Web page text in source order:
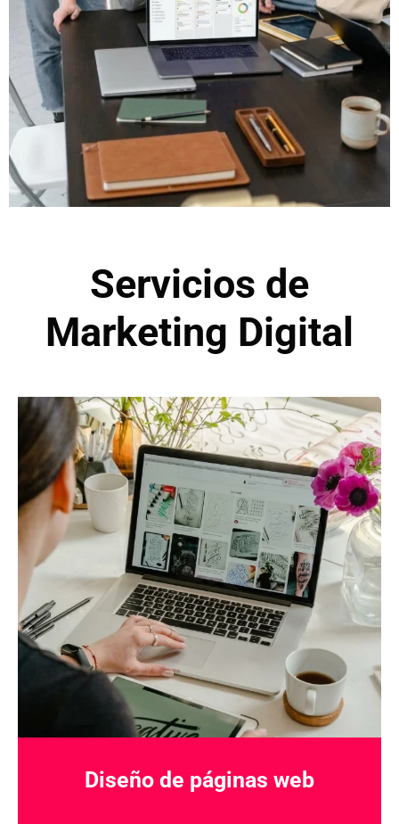
Servicios de
Marketing Digital
Diseño de páginas web